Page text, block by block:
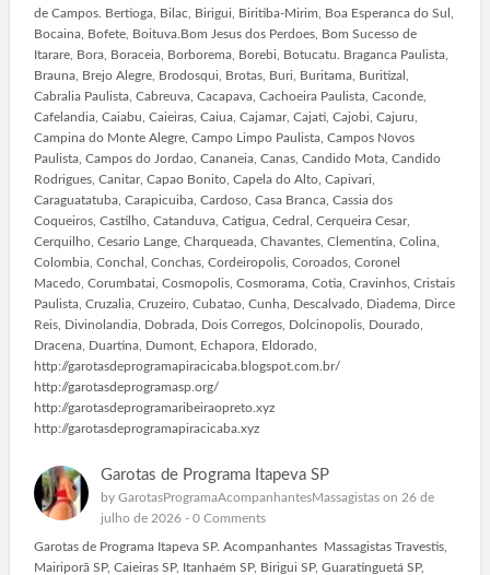
de Campos. Bertioga, Bilac, Birigui, Biritiba-Mirim, Boa Esperanca do Sul,
Bocaina, Bofete, Boituva.Bom Jesus dos Perdoes, Bom Sucesso de
Itarare, Bora, Boraceia, Borborema, Borebi, Botucatu. Braganca Paulista,
Brauna, Brejo Alegre, Brodosqui, Brotas, Buri, Buritama, Buritizal,
Cabralia Paulista, Cabreuva, Cacapava, Cachoeira Paulista, Caconde,
Cafelandia, Caiabu, Caieiras, Caiua, Cajamar, Cajati, Cajobi, Cajuru,
Campina do Monte Alegre, Campo Limpo Paulista, Campos Novos
Paulista, Campos do Jordao, Cananeia, Canas, Candido Mota, Candido
Rodrigues, Canitar, Capao Bonito, Capela do Alto, Capivari,
Caraguatatuba, Carapicuiba, Cardoso, Casa Branca, Cassia dos
Coqueiros, Castilho, Catanduva, Catigua, Cedral, Cerqueira Cesar,
Cerquilho, Cesario Lange, Charqueada, Chavantes, Clementina, Colina,
Colombia, Conchal, Conchas, Cordeiropolis, Coroados, Coronel
Macedo, Corumbatai, Cosmopolis, Cosmorama, Cotia, Cravinhos, Cristais
Paulista, Cruzalia, Cruzeiro, Cubatao, Cunha, Descalvado, Diadema, Dirce
Reis, Divinolandia, Dobrada, Dois Corregos, Dolcinopolis, Dourado,
Dracena, Duartina, Dumont, Echapora, Eldorado,
http://garotasdeprogramapiracicaba.blogspot.com.br/
http://garotasdeprogramasp.org/
http://garotasdeprogramaribeiraopreto.xyz
http://garotasdeprogramapiracicaba.xyz
Garotas de Programa Itapeva SP
by GarotasProgramaAcompanhantesMassagistason 26 de
julho de 2026 - 0 Comments
Garotas de Programa Itapeva SP. Acompanhantes Massagistas Travestis,
Mairiporã SP, Caieiras SP, Itanhaém SP, Birigui SP, Guaratinguetá SP,